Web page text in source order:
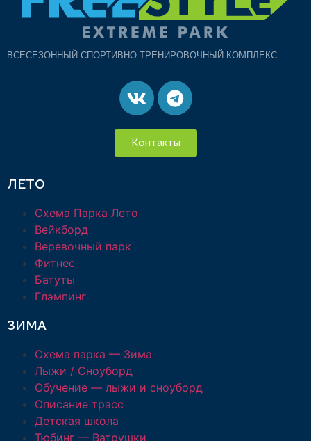
ВСЕСЕЗОННЫЙ СПОРТИВНО-ТРЕНИРОВОЧНЫЙ КОМПЛЕКС
Контакты
ЛЕТО
Схема Парка Лето
Вейкборд
Веревочный парк
Фитнес
Батуты
Глэмпинг
ЗИМА
Схема парка — Зима
Лыжи / Сноуборд
Обучение — лыжи и сноуборд
Описание трасс
Детская школа
Тюбинг — Ватрушки